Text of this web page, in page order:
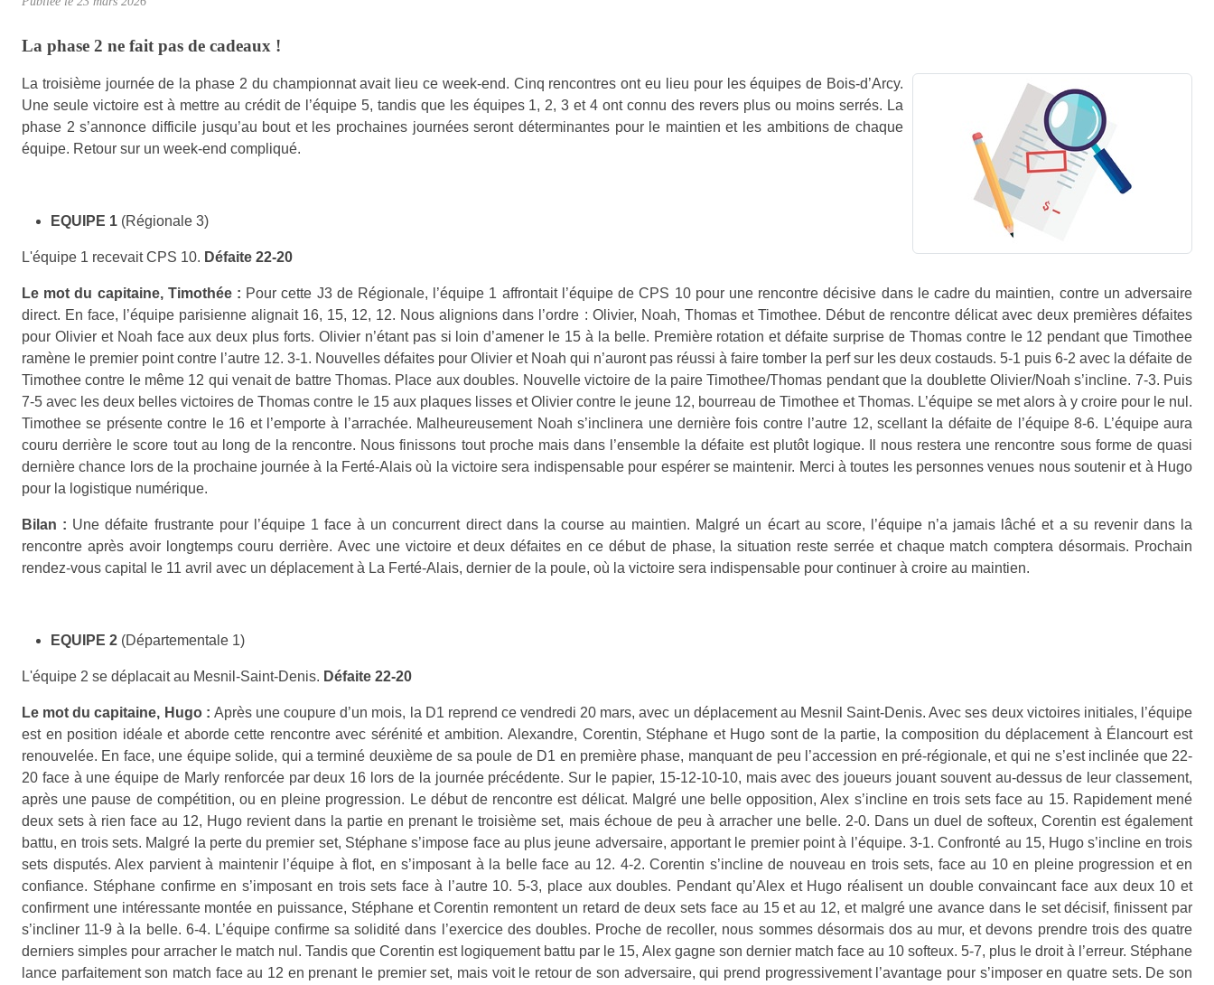
La phase 2 ne fait pas de cadeaux !
La troisième journée de la phase 2 du championnat avait lieu ce week-end. Cinq rencontres ont eu lieu pour les équipes de Bois-d’Arcy.
Une seule victoire est à mettre au crédit de l’équipe 5, tandis que les équipes 1, 2, 3 et 4 ont connu des revers plus ou moins serrés. La
phase 2 s’annonce difficile jusqu’au bout et les prochaines journées seront déterminantes pour le maintien et les ambitions de chaque
équipe. Retour sur un week-end compliqué.
EQUIPE 1 (Régionale 3)
L'équipe 1 recevait CPS 10. Défaite 22-20
Le mot du capitaine, Timothée : Pour cette J3 de Régionale, l’équipe 1 affrontait l’équipe de CPS 10 pour une rencontre décisive dans le cadre du maintien, contre un adversaire
direct. En face, l’équipe parisienne alignait 16, 15, 12, 12. Nous alignions dans l’ordre : Olivier, Noah, Thomas et Timothee. Début de rencontre délicat avec deux premières défaites
pour Olivier et Noah face aux deux plus forts. Olivier n’étant pas si loin d’amener le 15 à la belle. Première rotation et défaite surprise de Thomas contre le 12 pendant que Timothee
ramène le premier point contre l’autre 12. 3-1. Nouvelles défaites pour Olivier et Noah qui n’auront pas réussi à faire tomber la perf sur les deux costauds. 5-1 puis 6-2 avec la défaite de
Timothee contre le même 12 qui venait de battre Thomas. Place aux doubles. Nouvelle victoire de la paire Timothee/Thomas pendant que la doublette Olivier/Noah s’incline. 7-3. Puis
7-5 avec les deux belles victoires de Thomas contre le 15 aux plaques lisses et Olivier contre le jeune 12, bourreau de Timothee et Thomas. L’équipe se met alors à y croire pour le nul.
Timothee se présente contre le 16 et l’emporte à l’arrachée. Malheureusement Noah s’inclinera une dernière fois contre l’autre 12, scellant la défaite de l’équipe 8-6. L’équipe aura
couru derrière le score tout au long de la rencontre. Nous finissons tout proche mais dans l’ensemble la défaite est plutôt logique. Il nous restera une rencontre sous forme de quasi
dernière chance lors de la prochaine journée à la Ferté-Alais où la victoire sera indispensable pour espérer se maintenir. Merci à toutes les personnes venues nous soutenir et à Hugo
pour la logistique numérique.
Bilan : Une défaite frustrante pour l’équipe 1 face à un concurrent direct dans la course au maintien. Malgré un écart au score, l’équipe n’a jamais lâché et a su revenir dans la
rencontre après avoir longtemps couru derrière.Avec une victoire et deux défaites en ce début de phase, la situation reste serrée et chaque match comptera désormais. Prochain
rendez-vous capital le 11 avril avec un déplacement à La Ferté-Alais, dernier de la poule, où la victoire sera indispensable pour continuer à croire au maintien.
EQUIPE 2 (Départementale 1)
L'équipe 2 se déplacait au Mesnil-Saint-Denis. Défaite 22-20
Le mot du capitaine, Hugo : Après une coupure d’un mois, la D1 reprend ce vendredi 20 mars, avec un déplacement au Mesnil Saint-Denis. Avec ses deux victoires initiales, l’équipe
est en position idéale et aborde cette rencontre avec sérénité et ambition.Alexandre, Corentin, Stéphane et Hugo sont de la partie, la composition du déplacement à Élancourt est
renouvelée. En face, une équipe solide, qui a terminé deuxième de sa poule de D1 en première phase, manquant de peu l’accession en pré-régionale, et qui ne s’est inclinée que 22-
20 face à une équipe de Marly renforcée par deux 16 lors de la journée précédente. Sur le papier, 15-12-10-10, mais avec des joueurs jouant souvent au-dessus de leur classement,
après une pause de compétition, ou en pleine progression. Le début de rencontre est délicat. Malgré une belle opposition, Alex s’incline en trois sets face au 15. Rapidement mené
deux sets à rien face au 12, Hugo revient dans la partie en prenant le troisième set, mais échoue de peu à arracher une belle. 2-0. Dans un duel de softeux, Corentin est également
battu, en trois sets. Malgré la perte du premier set, Stéphane s’impose face au plus jeune adversaire, apportant le premier point à l’équipe. 3-1.Confronté au 15, Hugo s’incline en trois
sets disputés. Alex parvient à maintenir l’équipe à flot, en s’imposant à la belle face au 12. 4-2. Corentin s’incline de nouveau en trois sets, face au 10 en pleine progression et en
confiance. Stéphane confirme en s’imposant en trois sets face à l’autre 10. 5-3, place aux doubles. Pendant qu’Alex et Hugo réalisent un double convaincant face aux deux 10 et
confirment une intéressante montée en puissance, Stéphane et Corentin remontent un retard de deux sets face au 15 et au 12, et malgré une avance dans le set décisif, finissent par
s’incliner 11-9 à la belle. 6-4. L’équipe confirme sa solidité dans l’exercice des doubles. Proche de recoller, nous sommes désormais dos au mur, et devons prendre trois des quatre
derniers simples pour arracher le match nul.Tandis que Corentin est logiquement battu par le 15, Alex gagne son dernier match face au 10 softeux. 5-7, plus le droit à l’erreur. Stéphane
lance parfaitement son match face au 12 en prenant le premier set, mais voit le retour de son adversaire, qui prend progressivement l’avantage pour s’imposer en quatre sets. De son